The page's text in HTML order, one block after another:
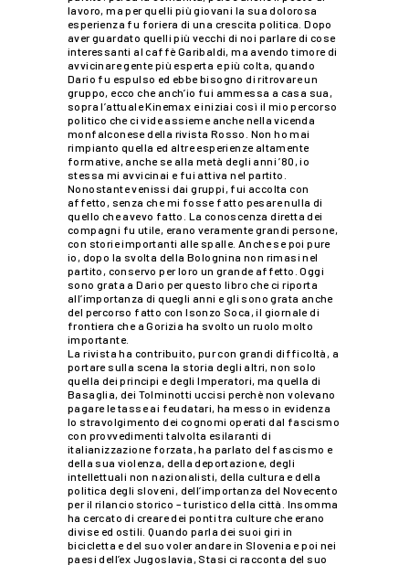
lavoro, ma per quelli più giovani la sua dolorosa
esperienza fu foriera di una crescita politica. Dopo
aver guardato quelli più vecchi di noi parlare di cose
interessanti al caffè Garibaldi, ma avendo timore di
avvicinare gente più esperta e più colta, quando
Dario fu espulso ed ebbe bisogno di ritrovare un
gruppo, ecco che anch’io fui ammessa a casa sua,
sopra l’attuale Kinemax e iniziai così il mio percorso
politico che ci vide assieme anche nella vicenda
monfalconese della rivista Rosso. Non ho mai
rimpianto quella ed altre esperienze altamente
formative, anche se alla metà degli anni ’80, io
stessa mi avvicinai e fui attiva nel partito.
Nonostante venissi dai gruppi, fui accolta con
affetto, senza che mi fosse fatto pesare nulla di
quello che avevo fatto. La conoscenza diretta dei
compagni fu utile, erano veramente grandi persone,
con storie importanti alle spalle. Anche se poi pure
io, dopo la svolta della Bolognina non rimasi nel
partito, conservo per loro un grande affetto. Oggi
sono grata a Dario per questo libro che ci riporta
all’importanza di quegli anni e gli sono grata anche
del percorso fatto con Isonzo Soca, il giornale di
frontiera che a Gorizia ha svolto un ruolo molto
importante.
La rivista ha contribuito, pur con grandi difficoltà, a
portare sulla scena la storia degli altri, non solo
quella dei principi e degli Imperatori, ma quella di
Basaglia, dei Tolminotti uccisi perchè non volevano
pagare le tasse ai feudatari, ha messo in evidenza
lo stravolgimento dei cognomi operati dal fascismo
con provvedimenti talvolta esilaranti di
italianizzazione forzata, ha parlato del fascismo e
della sua violenza, della deportazione, degli
intellettuali non nazionalisti, della cultura e della
politica degli sloveni, dell’importanza del Novecento
per il rilancio storico – turistico della città. Insomma
ha cercato di creare dei ponti tra culture che erano
divise ed ostili. Quando parla dei suoi giri in
bicicletta e del suo voler andare in Slovenia e poi nei
paesi dell’ex Jugoslavia, Stasi ci racconta del suo